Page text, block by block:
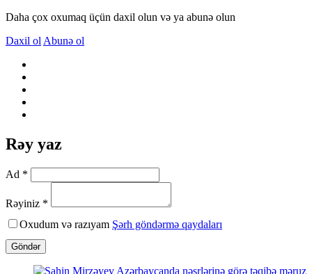
Daha çox oxumaq üçün daxil olun və ya abunə olun
Daxil ol Abunə ol
Rəy yaz
Ad *
Rəyiniz *
Oxudum və razıyam Şərh göndərmə qaydaları
Göndər